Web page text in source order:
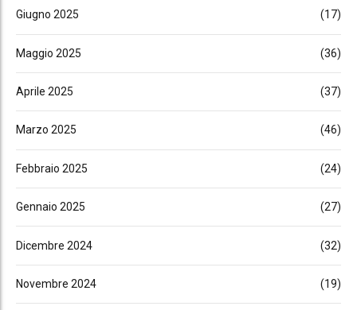
Giugno 2025 (17)
Maggio 2025 (36)
Aprile 2025 (37)
Marzo 2025 (46)
Febbraio 2025 (24)
Gennaio 2025 (27)
Dicembre 2024 (32)
Novembre 2024 (19)